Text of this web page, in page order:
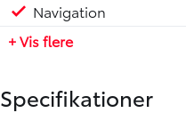
Navigation
+ Vis flere
Specifikationer